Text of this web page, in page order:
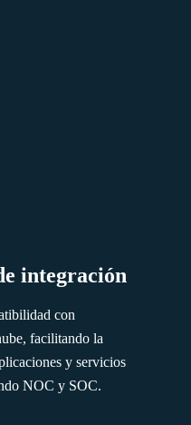
integración
con
facilitando la
y servicios
NOC y SOC.